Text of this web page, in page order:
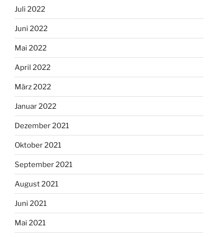
Juli 2022
Juni 2022
Mai 2022
April 2022
März 2022
Januar 2022
Dezember 2021
Oktober 2021
September 2021
August 2021
Juni 2021
Mai 2021